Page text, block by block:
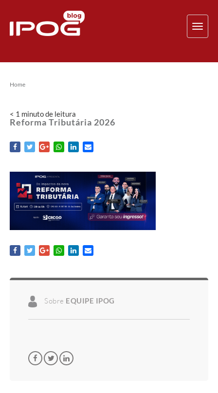
Home
< 1 minutode leitura
Reforma Tributária 2026
Sobre EQUIPE IPOG